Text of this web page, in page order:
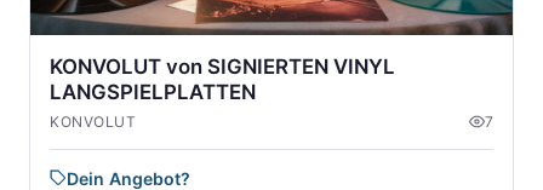
KONVOLUT von SIGNIERTEN VINYL
LANGSPIELPLATTEN
KONVOLUT 7
Dein Angebot?